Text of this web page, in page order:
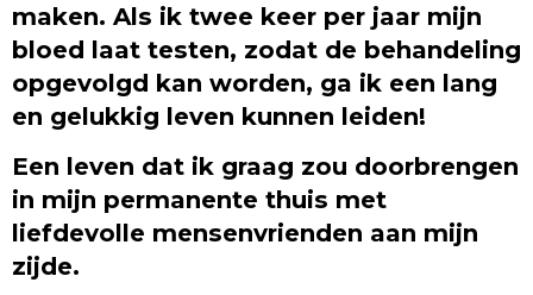
maken. Als ik twee keer per jaar mijn
bloed laat testen, zodat de behandeling
opgevolgd kan worden, ga ik een lang
en gelukkig leven kunnen leiden!
Een leven dat ik graag zou doorbrengen
in mijn permanente thuis met
liefdevolle mensenvrienden aan mijn
zijde.